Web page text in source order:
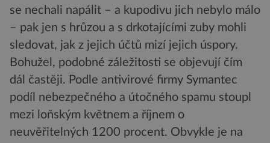
se nechali napálit – a kupodivu jich nebylo málo
– pak jen s hrůzou a s drkotajícími zuby mohli
sledovat, jak z jejich účtů mizí jejich úspory.
Bohužel, podobné záležitosti se objevují čím
dál častěji. Podle antivirové firmy Symantec
podíl nebezpečného a útočného spamu stoupl
mezi loňským květnem a říjnem o
neuvěřitelných 1200 procent. Obvykle je na